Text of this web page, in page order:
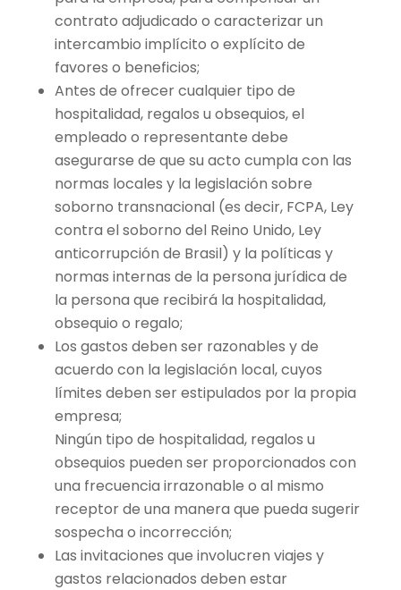
contrato adjudicado o caracterizar un
intercambio implícito o explícito de
favores o beneficios;
Antes de ofrecer cualquier tipo de
hospitalidad, regalos u obsequios, el
empleado o representante debe
asegurarse de que su acto cumpla con las
normas locales y la legislación sobre
soborno transnacional (es decir, FCPA, Ley
contra el soborno del Reino Unido, Ley
anticorrupción de Brasil) y la políticas y
normas internas de la persona jurídica de
la persona que recibirá la hospitalidad,
obsequio o regalo;
Los gastos deben ser razonables y de
acuerdo con la legislación local, cuyos
límites deben ser estipulados por la propia
empresa;
Ningún tipo de hospitalidad, regalos u
obsequios pueden ser proporcionados con
una frecuencia irrazonable o al mismo
receptor de una manera que pueda sugerir
sospecha o incorrección;
Las invitaciones que involucren viajes y
gastos relacionados deben estar